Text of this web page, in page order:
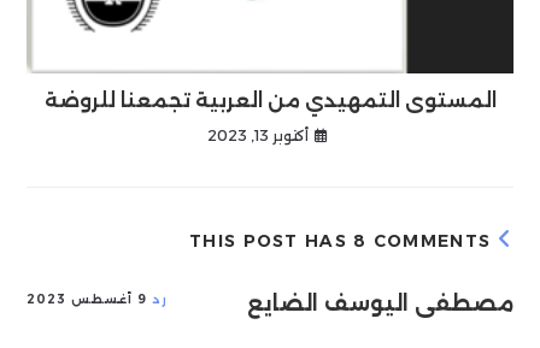
المستوى التمهيدي من العربية تجمعنا للروضة
أكتوبر 13, 2023
THIS POST HAS 8 COMMENTS
مصطفى اليوسف الضايع رد 9 أغسطس 2023